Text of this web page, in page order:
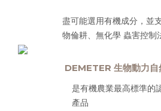
盡可能選用有機成分，並
物倫耕、無化學 蟲害控制
DEMETER 生物動力自
是有機農業最高標準的
產品